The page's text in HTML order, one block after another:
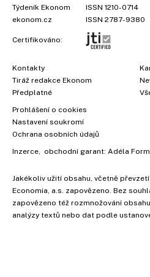
Týdeník Ekonom
ISSN 1210-0714
ekonom.cz
ISSN 2787-9380
Certifikováno:
Kontakty
Tiráž redakce Ekonom
Předplatné
Prohlášení o cookies
Nastavení soukromí
Ochrana osobních údajů
Inzerce , obchodní garant: Adéla
Jakékoliv užití obsahu, včetně
Economia, a.s. zapovězeno. Bez
zapovězeno též rozmnožování
analýzy textů nebo dat podle